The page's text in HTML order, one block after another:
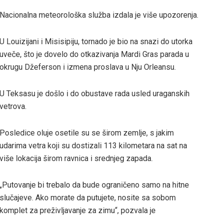
Nacionalna meteorološka služba izdala je više upozorenja.
U Louizijani i Misisipiju, tornado je bio na snazi do utorka
uveče, što je dovelo do otkazivanja Mardi Gras parada u
okrugu Džeferson i izmena proslava u Nju Orleansu.
U Teksasu je došlo i do obustave rada usled uraganskih
vetrova.
Posledice oluje osetile su se širom zemlje, s jakim
udarima vetra koji su dostizali 113 kilometara na sat na
više lokacija širom ravnica i srednjeg zapada.
„Putovanje bi trebalo da bude ograničeno samo na hitne
slučajeve. Ako morate da putujete, nosite sa sobom
komplet za preživljavanje za zimu“, pozvala je